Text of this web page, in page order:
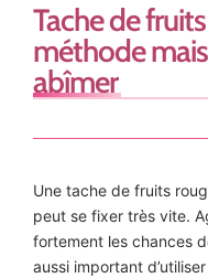
Tache de
méthode
abîmer
Une tache de fruits
peut se fixer très vite.
fortement les chances
aussi important